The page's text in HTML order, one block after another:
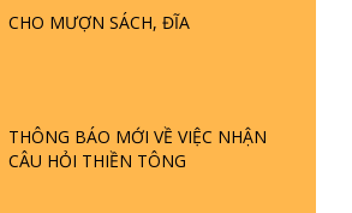
CHO MƯỢN SÁCH, ĐĨA
THÔNG BÁO MỚI VỀ VIỆC NHẬN
CÂU HỎI THIỀN TÔNG
NĂM PHẬT KHÔNG NÓI? HỘI LONG
ĐƯỢC HÌNH THÀNH NHƯ THẾ NÀO?
PHẬT GIỚI CÓ THỜI GIAN KHÔNG? |